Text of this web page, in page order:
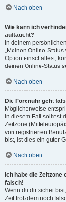
Nach oben
Wie kann ich
auftaucht?
In deinem
„Meinen Online-
Option einschaltest,
deinen Online-Status
Nach oben
Die Forenuhr geht
Möglicherweise
In diesem Fall solltest
Zeitzone
von registrierten
bist, ist dies ein guter
Nach oben
Ich habe die
falsch!
Wenn du dir sicher
Zeit trotzdem noch